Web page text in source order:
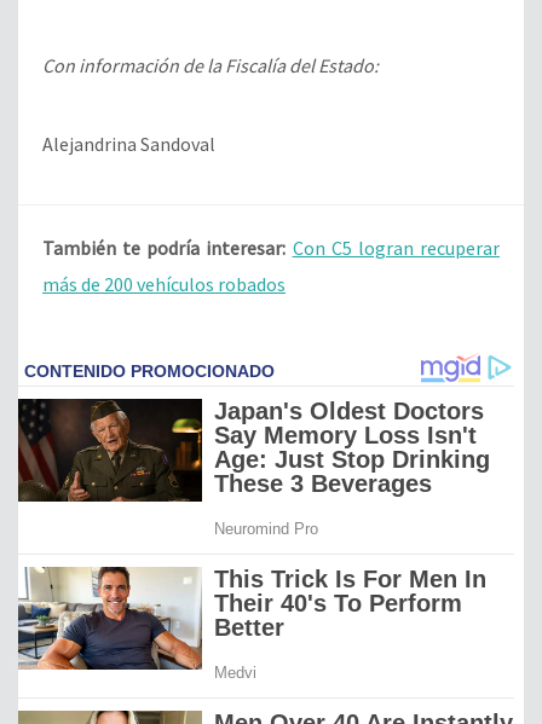
Con información de la Fiscalía del Estado:
Alejandrina Sandoval
También te podría interesar: Con C5 logran recuperar
más de 200 vehículos robados